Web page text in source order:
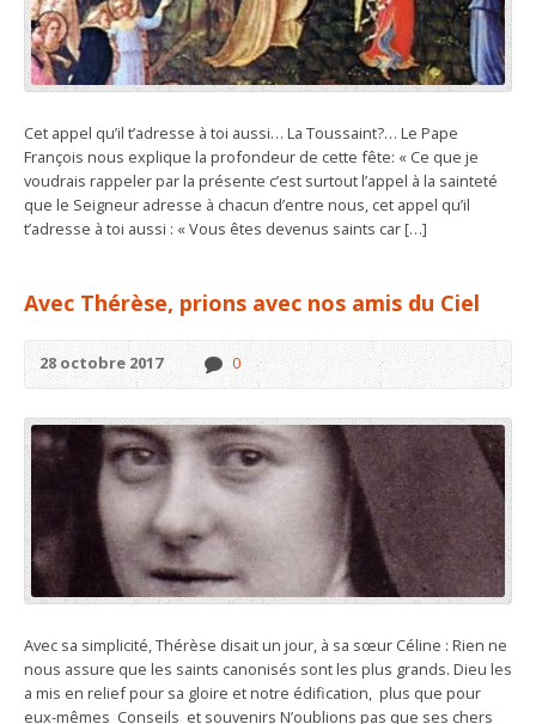
Cet appel qu’il t’adresse à toi aussi… La Toussaint?… Le Pape
François nous explique la profondeur de cette fête: « Ce que je
voudrais rappeler par la présente c’est surtout l’appel à la sainteté
que le Seigneur adresse à chacun d’entre nous, cet appel qu’il
t’adresse à toi aussi : « Vous êtes devenus saints car […]
Avec Thérèse, prions avec nos amis du Ciel
28 octobre 2017 0
Avec sa simplicité, Thérèse disait un jour, à sa sœur Céline : Rien ne
nous assure que les saints canonisés sont les plus grands. Dieu les
a mis en relief pour sa gloire et notre édification, plus que pour
eux-mêmes Conseils et souvenirs N’oublions pas que ses chers